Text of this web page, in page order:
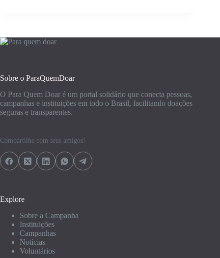
Sobre o ParaQuemDoar
O Para Quem Doar é um portal solidário que conecta pessoas,
campanhas e instituições em todo o Brasil, facilitando doações
seguras e transparentes.
Compartilhe com seus amigos!
Explore
Sobre a Campanha
Instituições
Campanhas
Notícias
Voluntários